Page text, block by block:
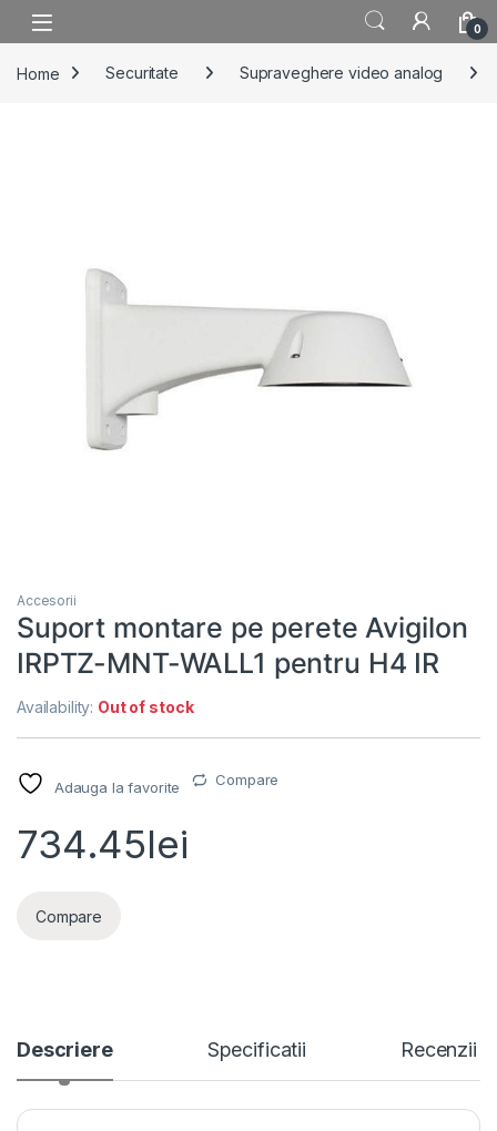
Skip to navigation
Skip to content
0
Home Securitate Supraveghere video analog
Accesorii
Suport montare pe perete Avigilon
IRPTZ-MNT-WALL1 pentru H4 IR
Availability: Out of stock
Adauga la favorite Compare
734.45lei
Compare
Descriere Specificatii Recenzii